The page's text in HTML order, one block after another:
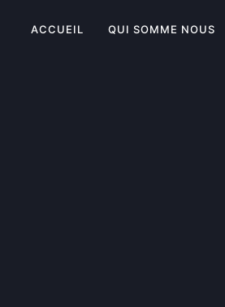
ACCUEIL QUI SOMME NOUS